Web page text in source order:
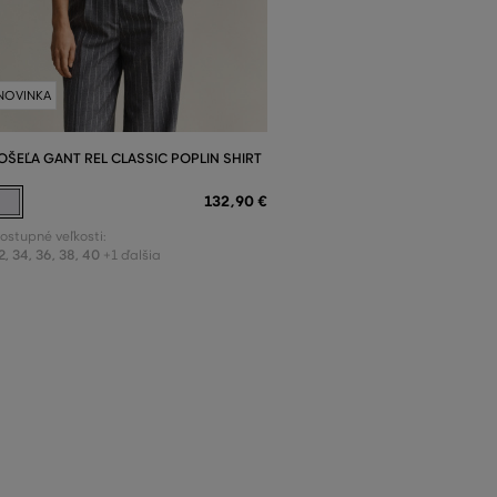
GANT REL CLASSIC POPLIN SHIRT
132,90 €
veľkosti:
, 34, 36, 38, 40 +1 ďalšia